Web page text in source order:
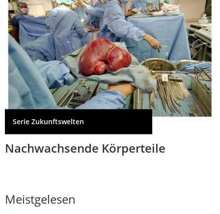
Serie Zukunftswelten
Nachwachsende Körperteile
Meistgelesen